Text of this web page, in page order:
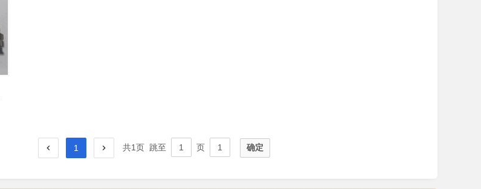
1 共1页 跳至 页